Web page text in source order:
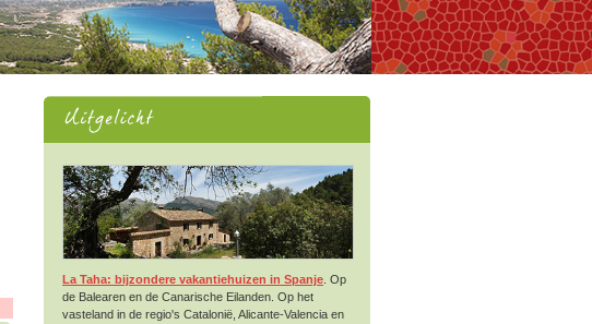
La Taha: bijzondere vakantiehuizen in Spanje . Op
de Balearen en de Canarische Eilanden. Op het
vasteland in de regio's Catalonië, Alicante-Valencia en